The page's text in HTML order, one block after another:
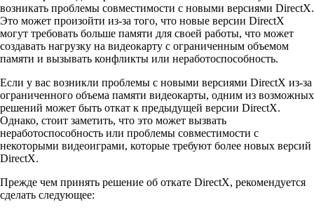
возникать проблемы совместимости с новыми версиями DirectX.
Это может произойти из-за того, что новые версии DirectX
могут требовать больше памяти для своей работы, что может
создавать нагрузку на видеокарту с ограниченным объемом
памяти и вызывать конфликты или неработоспособность.
Если у вас возникли проблемы с новыми версиями DirectX из-за
ограниченного объема памяти видеокарты, одним из возможных
решений может быть откат к предыдущей версии DirectX.
Однако, стоит заметить, что это может вызвать
неработоспособность или проблемы совместимости с
некоторыми видеоиграми, которые требуют более новых версий
DirectX.
Прежде чем принять решение об откате DirectX, рекомендуется
сделать следующее: